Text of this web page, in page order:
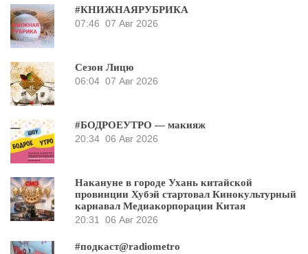
#КНИЖНАЯРУБРИКА
07:46 07 Авг 2026
Сезон Лицю
06:04 07 Авг 2026
#БОДРОЕУТРО — макияж
20:34 06 Авг 2026
Накануне в городе Ухань китайской
провинции Хубэй стартовал Кинокультурный
карнавал Медиакорпорации Китая
20:31
06 Авг 2026
#подкаст@radiometro